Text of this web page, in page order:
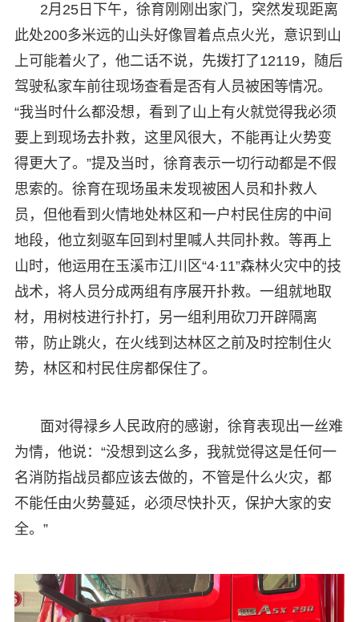
2月25日下午，徐育刚刚出家门，突然发现距离
此处200多米远的山头好像冒着点点火光，意识到山
上可能着火了，他二话不说，先拨打了12119，随后
驾驶私家车前往现场查看是否有人员被困等情况。
“我当时什么都没想，看到了山上有火就觉得我必须
要上到现场去扑救，这里风很大，不能再让火势变
得更大了。”提及当时，徐育表示一切行动都是不假
思索的。徐育在现场虽未发现被困人员和扑救人
员，但他看到火情地处林区和一户村民住房的中间
地段，他立刻驱车回到村里喊人共同扑救。等再上
山时，他运用在玉溪市江川区“4·11”森林火灾中的技
战术，将人员分成两组有序展开扑救。一组就地取
材，用树枝进行扑打，另一组利用砍刀开辟隔离
带，防止跳火，在火线到达林区之前及时控制住火
势，林区和村民住房都保住了。
面对得禄乡人民政府的感谢，徐育表现出一丝难
为情，他说：“没想到这么多，我就觉得这是任何一
名消防指战员都应该去做的，不管是什么火灾，都
不能任由火势蔓延，必须尽快扑灭，保护大家的安
全。”